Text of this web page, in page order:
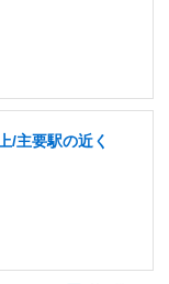
/主要駅の近く